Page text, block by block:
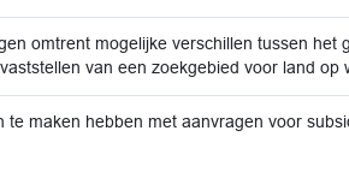
omtrent mogelijke verschillen tussen het
van een zoekgebied voor land op
te maken hebben met aanvragen voor